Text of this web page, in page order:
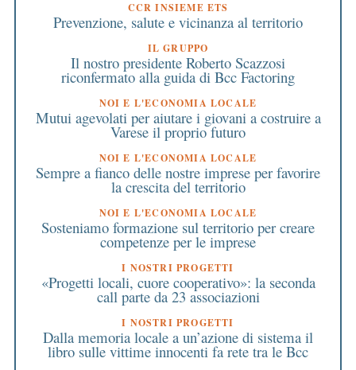
CCR INSIEME ETS
Prevenzione, salute e vicinanza al territorio
IL GRUPPO
Il nostro presidente Roberto Scazzosi
riconfermato alla guida di Bcc Factoring
NOI E L'ECONOMIA LOCALE
Mutui agevolati per aiutare i giovani a costruire a
Varese il proprio futuro
NOI E L'ECONOMIA LOCALE
Sempre a fianco delle nostre imprese per favorire
la crescita del territorio
NOI E L'ECONOMIA LOCALE
Sosteniamo formazione sul territorio per creare
competenze per le imprese
I NOSTRI PROGETTI
«Progetti locali, cuore cooperativo»: la seconda
call parte da 23 associazioni
I NOSTRI PROGETTI
Dalla memoria locale a un’azione di sistema il
libro sulle vittime innocenti fa rete tra le Bcc